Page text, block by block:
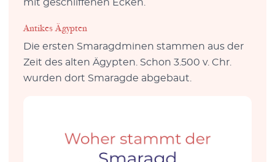
mit geschliffenen Ecken.
Antikes Ägypten
Die ersten Smaragdminen stammen aus der
Zeit des alten Ägypten. Schon 3.500 v. Chr.
wurden dort Smaragde abgebaut.